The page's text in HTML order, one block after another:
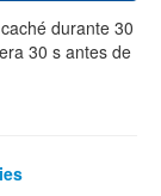
durante 30
30 s antes de